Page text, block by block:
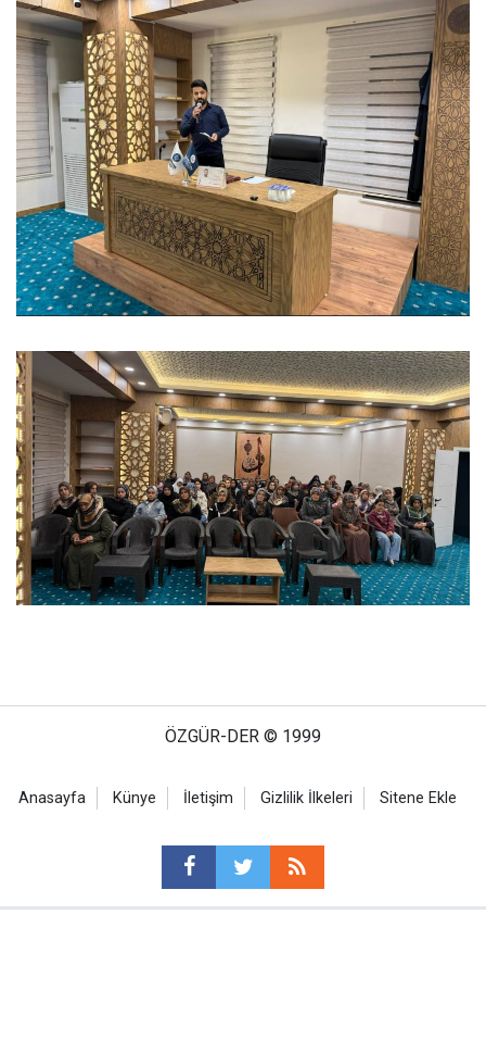
ÖZGÜR-DER © 1999
Anasayfa Künye İletişim Gizlilik İlkeleri Sitene Ekle